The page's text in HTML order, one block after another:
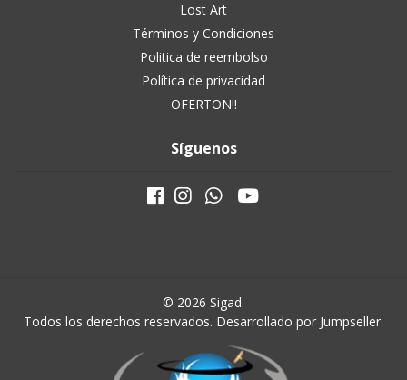
Lost Art
Términos y Condiciones
Politica de reembolso
Política de privacidad
OFERTON!!
Síguenos
© 2026 Sigad.
Todos los derechos reservados. Desarrollado por Jumpseller.